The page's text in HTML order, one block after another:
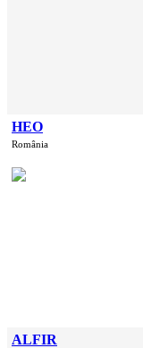
НЕО
România
ALFIR